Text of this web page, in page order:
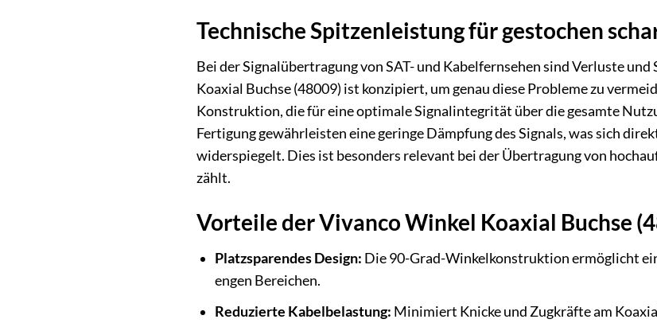
Technische Spitzenleistung für gestochen
Bei der Signalübertragung von SAT- und Kabelfernsehen sind Verluste
Koaxial Buchse (48009) ist konzipiert, um genau diese Probleme zu
Konstruktion, die für eine optimale Signalintegrität über die gesamte
Fertigung gewährleisten eine geringe Dämpfung des Signals, was sich
widerspiegelt. Dies ist besonders relevant bei der Übertragung von
zählt.
Vorteile der Vivanco Winkel Koaxial Buchse
Platzsparendes Design: Die 90-Grad-Winkelkonstruktion ermöglicht
engen Bereichen.
Reduzierte Kabelbelastung: Minimiert Knicke und Zugkräfte am